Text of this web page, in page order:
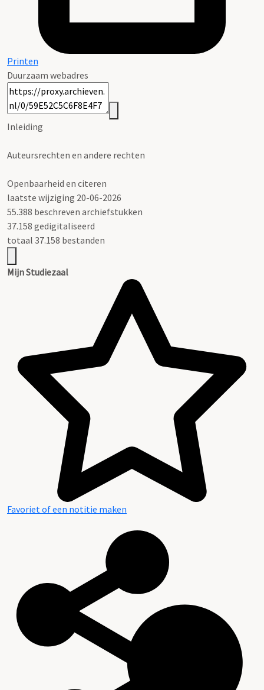
Printen
Duurzaam webadres
Inleiding
Auteursrechten en andere rechten
Openbaarheid en citeren
laatste wijziging 20-06-2026
55.388 beschreven archiefstukken
37.158 gedigitaliseerd
totaal 37.158 bestanden
Mijn Studiezaal
Favoriet of een notitie maken